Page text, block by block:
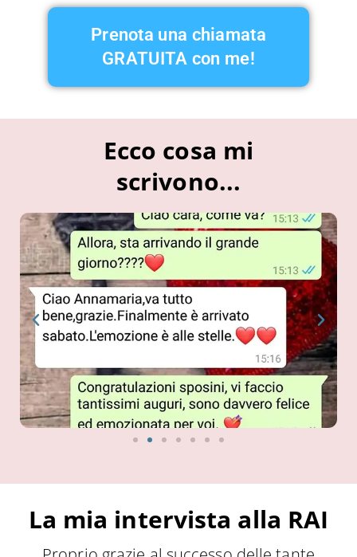
Prenota una chiamata
GRATUITA con me!
Ecco cosa mi
scrivono...
La mia intervista alla RAI